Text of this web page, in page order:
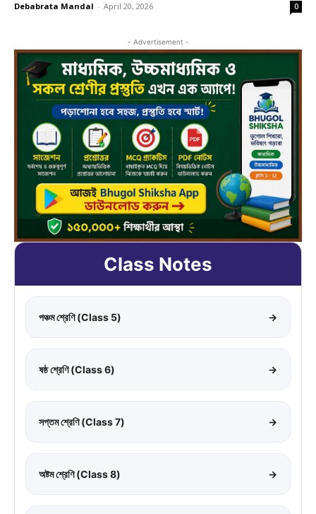
Debabrata Mandal - April 20, 2026 0
- Advertisement -
Class Notes
পঞ্চম শ্রেণি (Class 5) →
ষষ্ঠ শ্রেণি (Class 6) →
সপ্তম শ্রেণি (Class 7) →
অষ্টম শ্রেণি (Class 8) →